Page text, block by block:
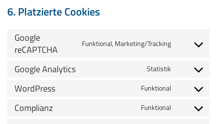
6. Platzierte Cookies
Google
reCAPTCHA
Funktional, Marketing/Tracking
Consent
service
google-
recaptcha
Google Analytics Statistik
Consent
service
analytics
WordPress Funktional
Consent
service
Complianz Funktional
Consent